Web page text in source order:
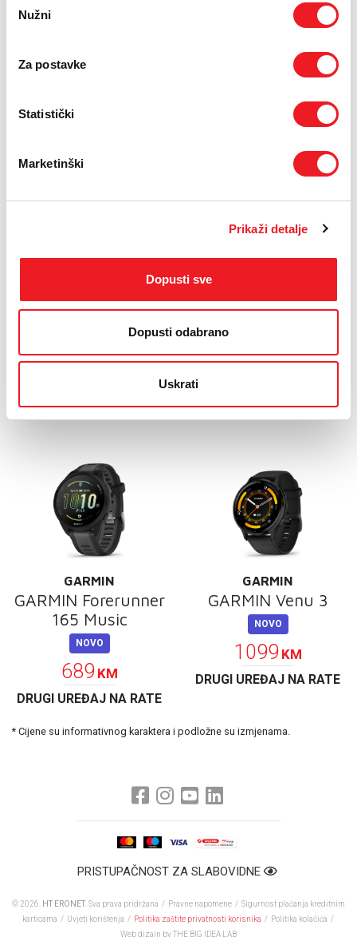
pristanka
Nužni
Za postavke
Statistički
Marketinški
Prikaži detalje
Dopusti sve
Dopusti odabrano
Uskrati
DRUGI UREĐAJ NA RATE KM
GARMIN fenix 8
47mm AMOLED
Sapphire Carbon
2199KM
DRUGI UREĐAJ NA RATE
GARMIN Forerunner
NOVO
DRUGI UREĐAJ NA RATE
GARMIN
GARMIN Forerunner
165 Music
NOVO
689 KM
DRUGI UREĐAJ NA RATE
GARMIN
GARMIN Venu 3
NOVO
1099 KM
DRUGI UREĐAJ NA RATE
* Cijene su informativnog karaktera i podložne su izmjenama.
PRISTUPAČNOST ZA SLABOVIDNE
© 2026. HT ERONET . Sva prava pridržana / Pravne napomene / Sigurnost plaćanja kreditnim
karticama / Uvjeti korištenja / Politika zaštite privatnosti korisnika / Politika kolačića /
Web dizajn by THE BIG IDEA LAB